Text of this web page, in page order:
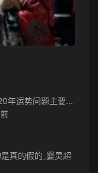
年运势问题主要...
真的假的_婴灵超